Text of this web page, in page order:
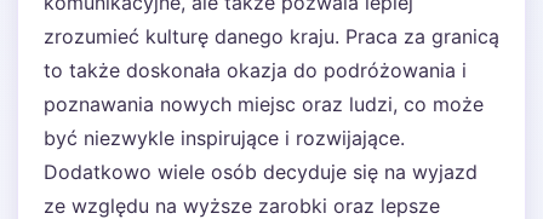
zrozumieć kulturę danego kraju. Praca za granicą
to także doskonała okazja do podróżowania i
poznawania nowych miejsc oraz ludzi, co może
być niezwykle inspirujące i rozwijające.
Dodatkowo wiele osób decyduje się na wyjazd
ze względu na wyższe zarobki oraz lepsze